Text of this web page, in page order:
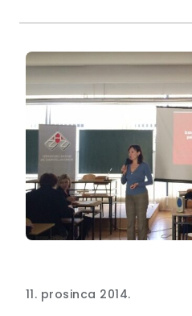
11. prosinca 2014.